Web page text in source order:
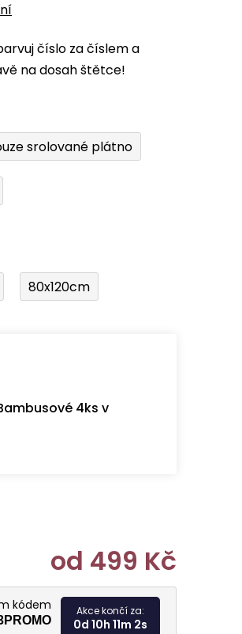
číslo za číslem a
na dosah štětce!
srolované plátno
80x120cm
4ks v
od 499 Kč
Měrná
kódem Akce končí za:
0d 10h 11m 1s